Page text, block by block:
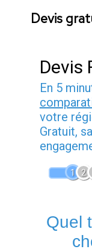
Devis
Devis
En 5
votre
Gratuit,
1 2
Quel